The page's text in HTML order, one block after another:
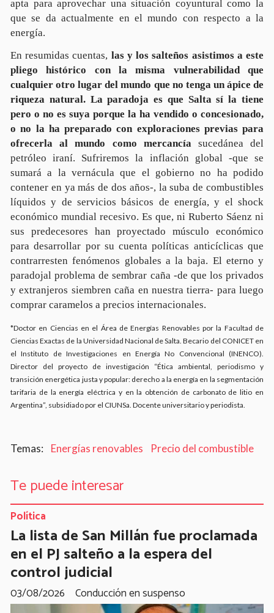
apta para aprovechar una situación coyuntural como la
que se da actualmente en el mundo con respecto a la
energía.
En resumidas cuentas, las y los salteños asistimos a este
pliego histórico con la misma vulnerabilidad que
cualquier otro lugar del mundo que no tenga un ápice de
riqueza natural. La paradoja es que Salta sí la tiene
pero o no es suya porque la ha vendido o concesionado,
o no la ha preparado con exploraciones previas para
ofrecerla al mundo como mercancía sucedánea del
petróleo iraní. Sufriremos la inflación global -que se
sumará a la vernácula que el gobierno no ha podido
contener en ya más de dos años-, la suba de combustibles
líquidos y de servicios básicos de energía, y el shock
económico mundial recesivo. Es que, ni Ruberto Sáenz ni
sus predecesores han proyectado músculo económico
para desarrollar por su cuenta políticas anticíclicas que
contrarresten fenómenos globales a la baja. El eterno y
paradojal problema de sembrar caña -de que los privados
y extranjeros siembren caña en nuestra tierra- para luego
comprar caramelos a precios internacionales.
*Doctor en Ciencias en el Área de Energías Renovables por la Facultad de
Ciencias Exactas de la Universidad Nacional de Salta. Becario del CONICET en
el Instituto de Investigaciones en Energía No Convencional (INENCO).
Director del proyecto de investigación “Ética ambiental, periodismo y
transición energética justa y popular: derecho a la energía en la segmentación
tarifaria de la energía eléctrica y en la obtención de carbonato de litio en
Argentina”, subsidiado por el CIUNSa. Docente universitario y periodista.
Energías renovables Precio del combustible
Te puede interesar
La lista de San Millán fue proclamada
en el PJ salteño a la espera del
control judicial
Conducción en suspenso
Política
03/08/2026